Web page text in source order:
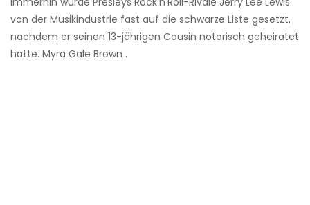
von der Musikindustrie fast auf die schwarze Liste gesetzt,
nachdem er seinen 13-jährigen Cousin notorisch geheiratet
hatte. Myra Gale Brown .